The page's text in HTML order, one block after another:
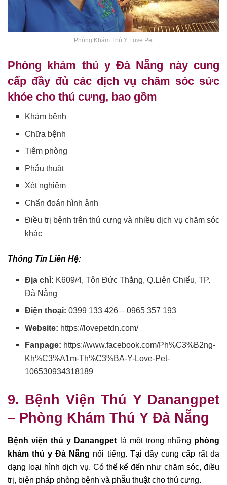
Phòng Khám Thú Y Love Pet
Phòng khám thú y Đà Nẵng này cung
cấp đầy đủ các dịch vụ chăm sóc sức
khỏe cho thú cưng, bao gồm
Khám bệnh
Chữa bệnh
Tiêm phòng
Phẫu thuật
Xét nghiệm
Chẩn đoán hình ảnh
Điều trị bệnh trên thú cưng và nhiều dịch vụ chăm sóc
khác
Thông Tin Liên Hệ:
Địa chỉ: K609/4, Tôn Đức Thắng, Q.Liên Chiểu, TP.
Đà Nẵng
Điện thoại: 0399 133 426 – 0965 357 193
Website: https://lovepetdn.com/
Fanpage: https://www.facebook.com/Ph%C3%B2ng-
Kh%C3%A1m-Th%C3%BA-Y-Love-Pet-
106530934318189
9. Bệnh Viện Thú Y Danangpet
– Phòng Khám Thú Y Đà Nẵng
Bệnh viện thú y Danangpet là một trong những phòng
khám thú y Đà Nẵng nổi tiếng. Tại đây cung cấp rất đa
dạng loại hình dịch vụ. Có thể kể đến như chăm sóc, điều
trị, biện pháp phòng bệnh và phẫu thuật cho thú cưng.